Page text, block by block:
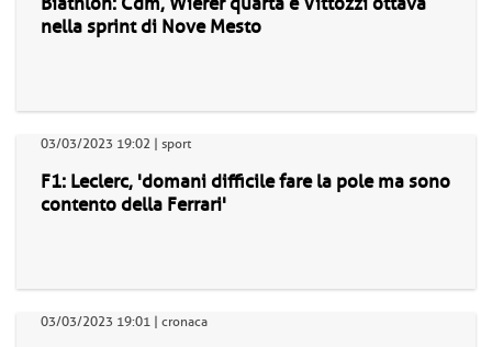
nella sprint di Nove Mesto
03/03/2023 19:02 | sport
F1: Leclerc, 'domani difficile fare la pole ma sono
contento della Ferrari'
03/03/2023 19:01 | cronaca